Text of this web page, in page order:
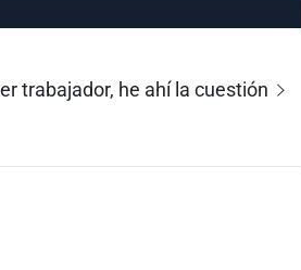
trabajador, he ahí la cuestión